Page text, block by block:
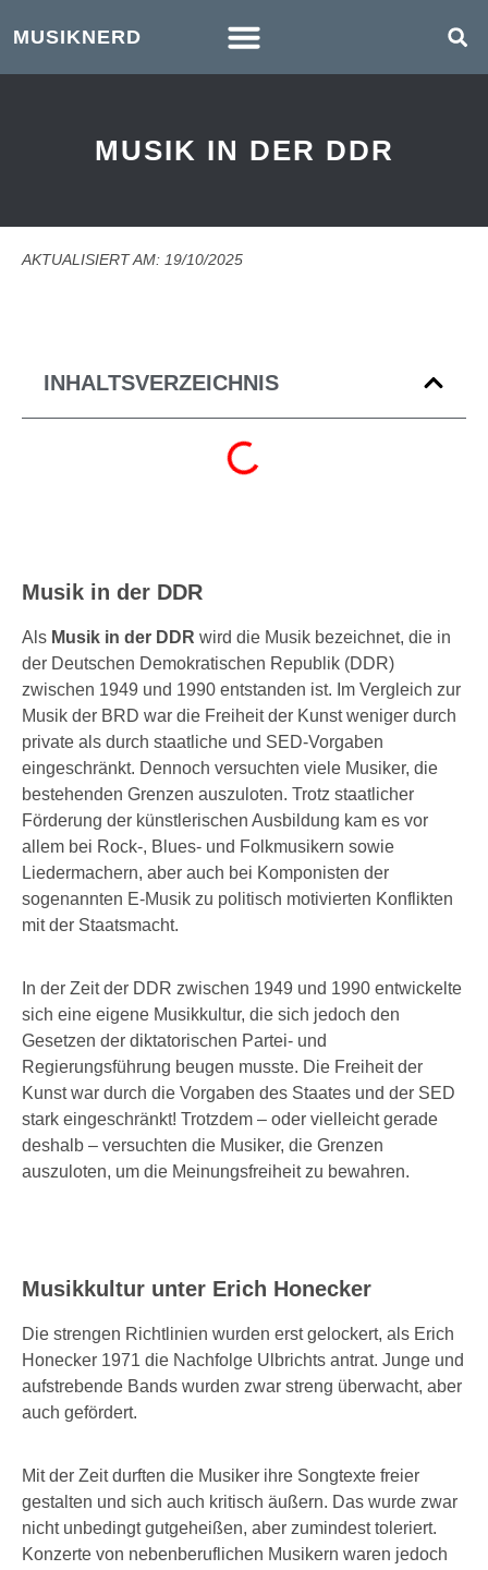
MUSIKNERD
MUSIK IN DER DDR
AKTUALISIERT AM: 19/10/2025
INHALTSVERZEICHNIS
Musik in der DDR
Als Musik in der DDR wird die Musik bezeichnet, die in
der Deutschen Demokratischen Republik (DDR)
zwischen 1949 und 1990 entstanden ist. Im Vergleich zur
Musik der BRD war die Freiheit der Kunst weniger durch
private als durch staatliche und SED-Vorgaben
eingeschränkt. Dennoch versuchten viele Musiker, die
bestehenden Grenzen auszuloten. Trotz staatlicher
Förderung der künstlerischen Ausbildung kam es vor
allem bei Rock-, Blues- und Folkmusikern sowie
Liedermachern, aber auch bei Komponisten der
sogenannten E-Musik zu politisch motivierten Konflikten
mit der Staatsmacht.
In der Zeit der DDR zwischen 1949 und 1990 entwickelte
sich eine eigene Musikkultur, die sich jedoch den
Gesetzen der diktatorischen Partei- und
Regierungsführung beugen musste. Die Freiheit der
Kunst war durch die Vorgaben des Staates und der SED
stark eingeschränkt! Trotzdem – oder vielleicht gerade
deshalb – versuchten die Musiker, die Grenzen
auszuloten, um die Meinungsfreiheit zu bewahren.
Musikkultur unter Erich Honecker
Die strengen Richtlinien wurden erst gelockert, als Erich
Honecker 1971 die Nachfolge Ulbrichts antrat. Junge und
aufstrebende Bands wurden zwar streng überwacht, aber
auch gefördert.
Mit der Zeit durften die Musiker ihre Songtexte freier
gestalten und sich auch kritisch äußern. Das wurde zwar
nicht unbedingt gutgeheißen, aber zumindest toleriert.
Konzerte von nebenberuflichen Musikern waren jedoch